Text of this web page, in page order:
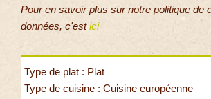
Pour en savoir plus sur notre politique de
données, c'estici
Type de plat : Plat
Type de cuisine : Cuisine européenne